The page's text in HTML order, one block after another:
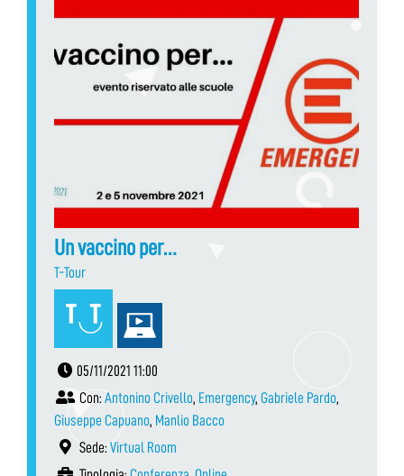
Un vaccino per…
T-Tour
05/11/2021 11:00
Con: Antonino Crivello, Emergency, Gabriele Pardo,
Giuseppe Capuano, Manlio Bacco
Sede: Virtual Room